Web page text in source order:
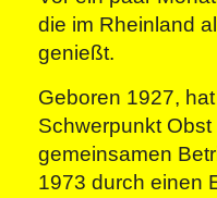
die im Rheinland
genießt.
Geboren 1927,
Schwerpunkt
gemeinsamen
1973 durch einen